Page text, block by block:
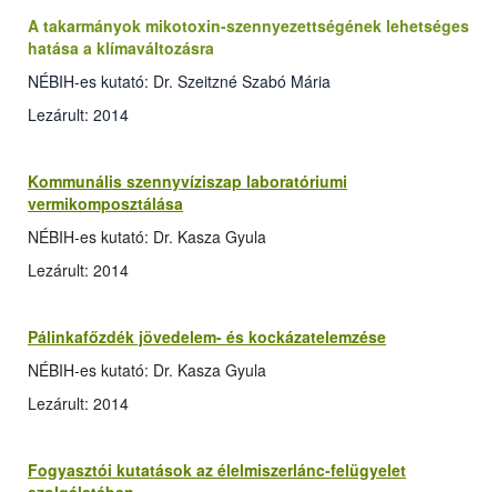
A takarmányok mikotoxin-szennyezettségének lehetséges
hatása a klímaváltozásra
NÉBIH-es kutató: Dr. Szeitzné Szabó Mária
Lezárult: 2014
Kommunális szennyvíziszap laboratóriumi
vermikomposztálása
NÉBIH-es kutató: Dr. Kasza Gyula
Lezárult: 2014
Pálinkafőzdék jövedelem- és kockázatelemzése
NÉBIH-es kutató: Dr. Kasza Gyula
Lezárult: 2014
Fogyasztói kutatások az élelmiszerlánc-felügyelet